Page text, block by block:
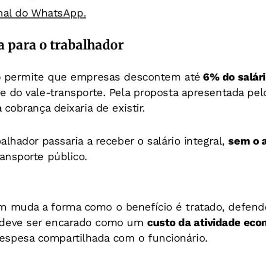
do WhatsApp.
para o trabalhador
permite que empresas descontem até 6% do
do vale-transporte. Pela proposta apresentada
cobrança deixaria de existir.
passaria a receber o salário integral,sem o
público.
muda a forma como o benefício é tratado,
ser encarado como um custo da atividade
compartilhada com o funcionário.